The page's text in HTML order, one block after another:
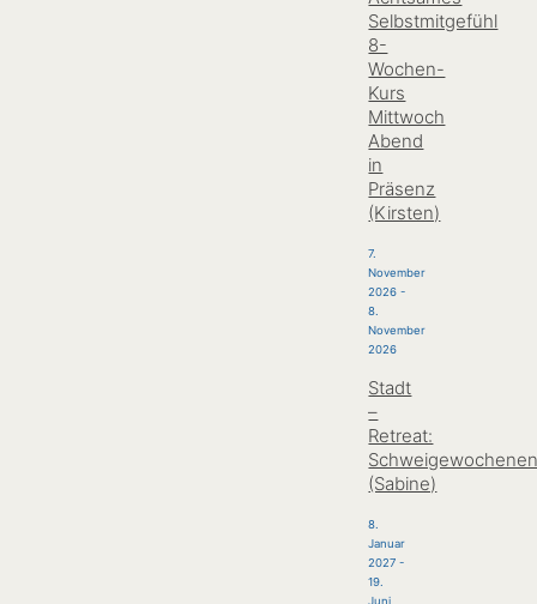
Selbstmitgefühl
8-
Wochen-
Kurs
Mittwoch
Abend
in
Präsenz
(Kirsten)
7.
November
2026 -
8.
November
2026
Stadt
–
Retreat:
(Sabine)
8.
Januar
2027 -
19.
Juni